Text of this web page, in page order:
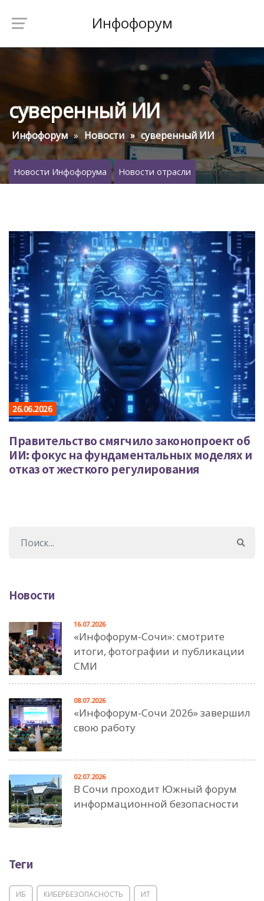
Инфофорум
суверенный ИИ
Инфофорум Новости суверенный ИИ
Новости Инфофорума Новости отрасли
26.06.2026
Правительство смягчило законопроект об
ИИ: фокус на фундаментальных моделях и
отказ от жесткого регулирования
Новости
«Инфофорум-Сочи»: смотрите
итоги, фотографии и публикации
СМИ
16.07.2026
«Инфофорум-Сочи 2026» завершил
свою работу
08.07.2026
В Сочи проходит Южный форум
информационной безопасности
02.07.2026
Теги
ИБ КИБЕРБЕЗОПАСНОСТЬ ИТ